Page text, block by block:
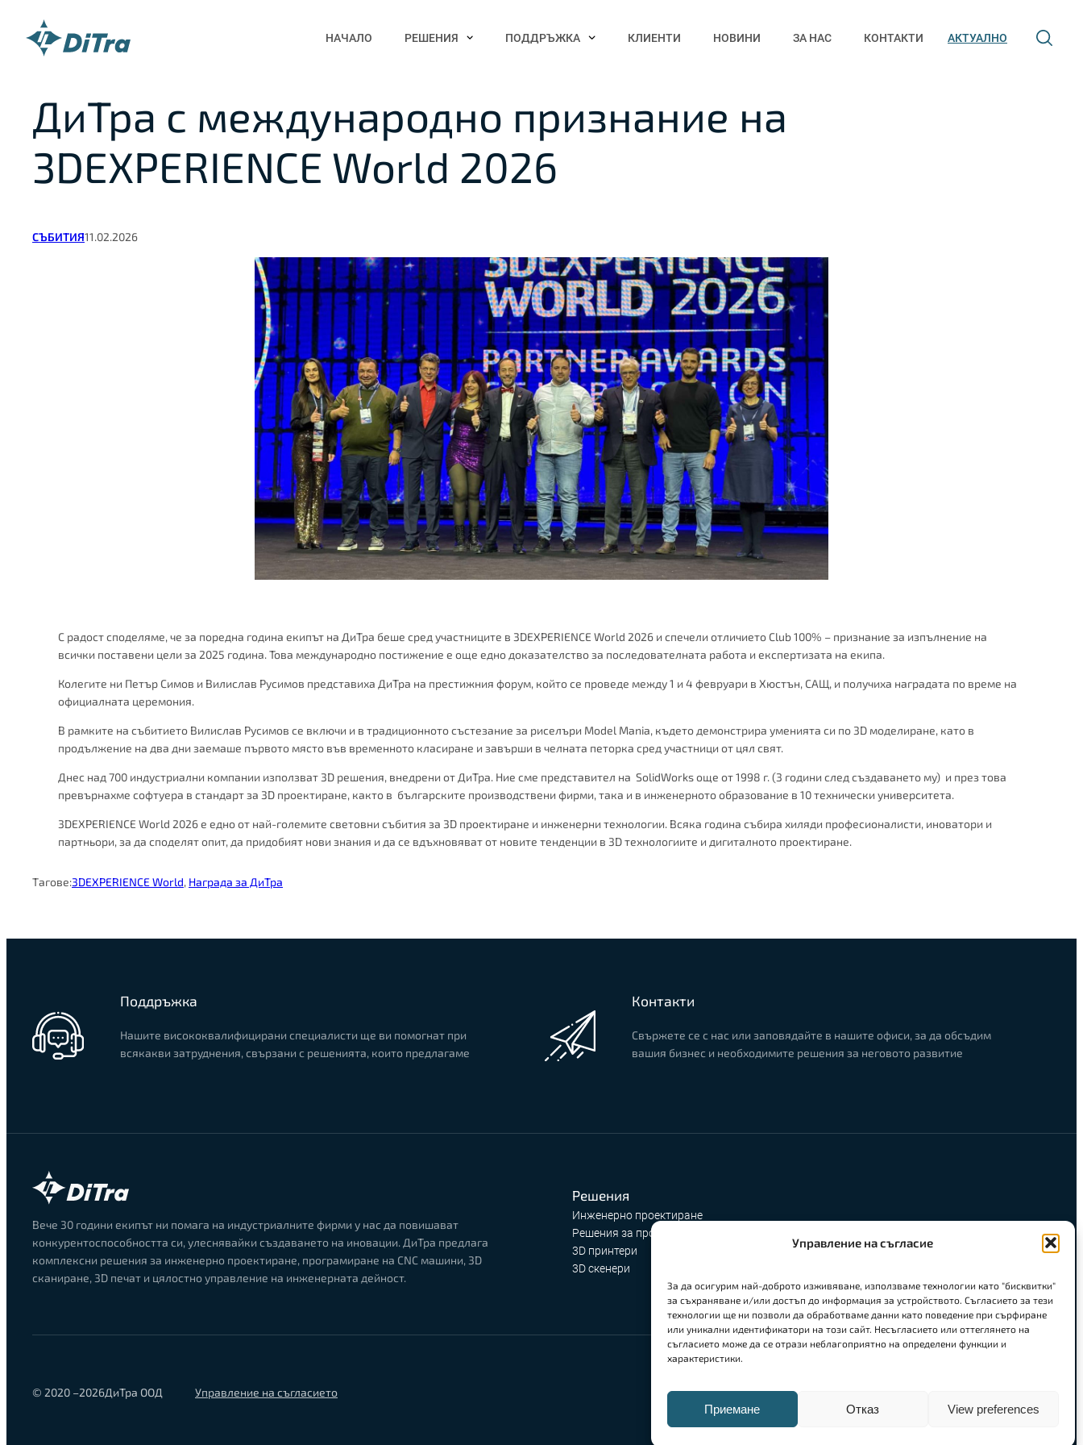
Управление на съгласие
За да осигурим най-доброто изживяване, използваме технологии като "бисквитки"
за съхраняване и/или достъп до информация за устройството. Съгласието за тези
технологии ще ни позволи да обработваме данни като поведение при сърфиране
или уникални идентификатори на този сайт. Несъгласието или оттеглянето на
съгласието може да се отрази неблагоприятно на определени функции и
характеристики.
Приемане Отказ View preferences
съдържанието
НАЧАЛО РЕШЕНИЯ ПОДДРЪЖКА КЛИЕНТИ НОВИНИ ЗА НАС КОНТАКТИ АКТУАЛНО
ДиТра с международно признание на
3DEXPERIENCE World 2026
СЪБИТИЯ11.02.2026
С радост споделяме, че за поредна година екипът на ДиТра беше сред участниците в 3DEXPERIENCE World 2026 и спечели отличието Club 100% – признание за изпълнение на
всички поставени цели за 2025 година. Това международно постижение е още едно доказателство за последователната работа и експертизата на екипа.
Колегите ни Петър Симов и Вилислав Русимов представиха ДиТра на престижния форум, който се проведе между 1 и 4 февруари в Хюстън, САЩ, и получиха наградата по време на
официалната церемония.
В рамките на събитието Вилислав Русимов се включи и в традиционното състезание за риселъри Model Mania, където демонстрира уменията си по 3D моделиране, като в
продължение на два дни заемаше първото място във временното класиране и завърши в челната петорка сред участници от цял свят.
Днес над 700 индустриални компании използват 3D решения, внедрени от ДиТра. Ние сме представител на SolidWorks още от 1998 г. (3 години след създаването му) и през това
превърнахме софтуера в стандарт за 3D проектиране, както в българските производствени фирми, така и в инженерното образование в 10 технически университета.
3DEXPERIENCE World 2026 е едно от най-големите световни събития за 3D проектиране и инженерни технологии. Всяка година събира хиляди професионалисти, иноватори и
партньори, за да споделят опит, да придобият нови знания и да се вдъхновяват от новите тенденции в 3D технологиите и дигиталното проектиране.
Тагове:3DEXPERIENCE World, Награда за ДиТра
Поддръжка
Нашите висококвалифицирани специалисти ще ви помогнат при
всякакви затруднения, свързани с решенията, които предлагаме
Контакти
Свържете се с нас или заповядайте в нашите офиси, за да обсъдим
вашия бизнес и необходимите решения за неговото развитие
Вече 30 години екипът ни помага на индустриалните фирми у нас да повишават
конкурентоспособността си, улеснявайки създаването на иновации. ДиТра предлага
комплексни решения за инженерно проектиране, програмиране на CNC машини, 3D
сканиране, 3D печат и цялостно управление на инженерната дейност.
Решения
Инженерно проектиране
Решения за производство
3D принтери
3D скенери
© 2020 –2026ДиТра ООД Управление на съгласието